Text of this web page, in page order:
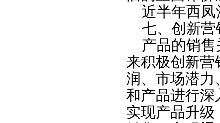
近半年西凤
七、创新营
产品的销售
来积极创新
润、市场潜力
和产品进行深
实现产品升